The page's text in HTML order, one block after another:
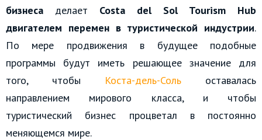
бизнеса делает Costa del Sol Tourism Hub
двигателем перемен в туристической индустрии.
По мере продвижения в будущее подобные
программы будут иметь решающее значение для
того, чтобы Коста-дель-Соль оставалась
направлением мирового класса, и чтобы
туристический бизнес процветал в постоянно
меняющемся мире.